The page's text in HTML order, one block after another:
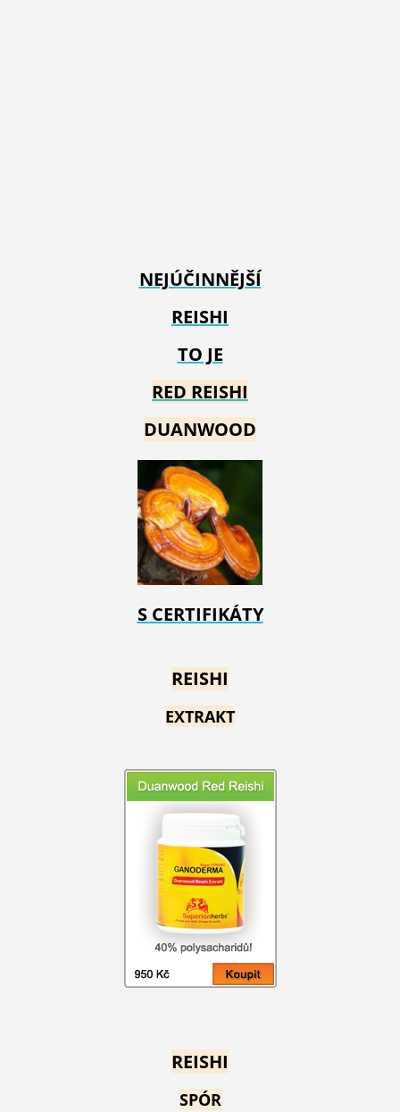
NEJÚČINNĚJŠÍ
REISHI
TO JE
RED REISHI
DUANWOOD
S CERTIFIKÁTY
REISHI
EXTRAKT
REISHI
SPÓR